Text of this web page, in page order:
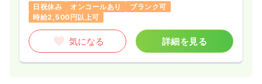
日祝休み
オンコールあり
ブランク可
時給2,500円以上可
気になる 詳細を見る